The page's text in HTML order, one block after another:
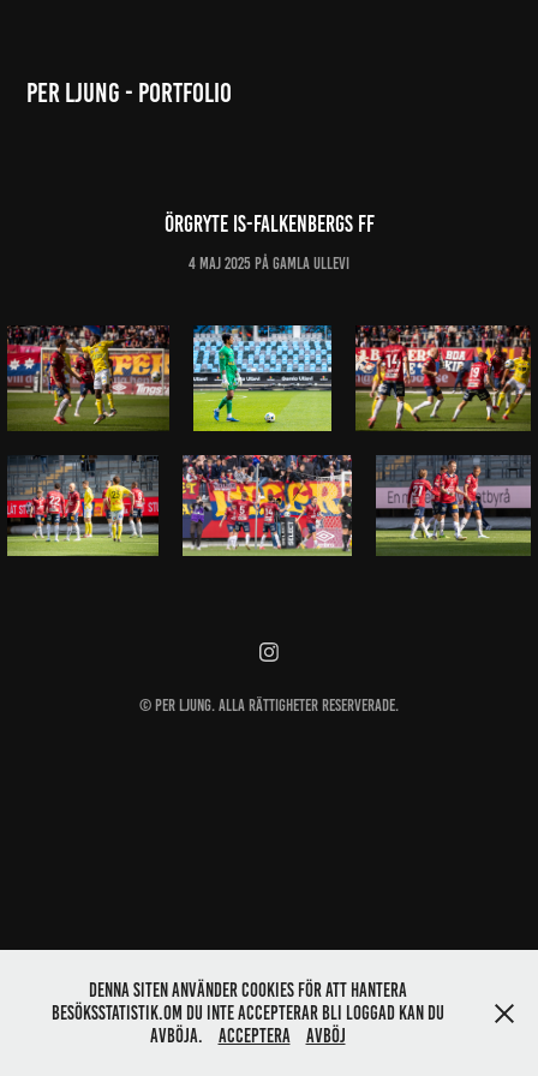
Per Ljung - Portfolio
Örgryte IS-Falkenbergs FF
4 maj 2025 på Gamla Ullevi
© Per Ljung. Alla rättigheter reserverade.
Denna siten använder cookies för att hantera
besöksstatistik.Om du inte accepterar bli loggad kan du
avböja.
Acceptera Avböj